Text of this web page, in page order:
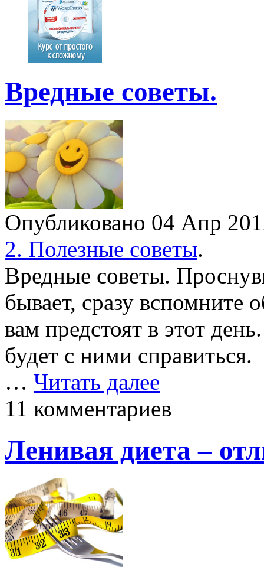
Вредные советы.
Опубликовано 04 Апр
2. Полезные советы.
Вредные советы.
бывает, сразу вспомните
вам предстоят в этот
будет с ними
… Читать далее
11 комментариев
Ленивая диета –